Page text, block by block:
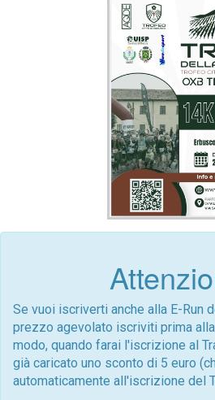
Se vuoi iscriverti anche alla E-Run
prezzo agevolato iscriviti prima alla
modo, quando farai l'iscrizione al
già caricato uno sconto di 5 euro
automaticamente all'iscrizione del